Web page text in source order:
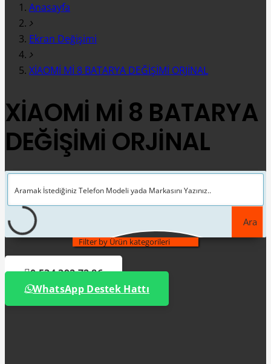
Anasayfa
Ekran Değişimi
XİAOMİ Mİ 8 BATARYA DEĞİŞİMİ ORJİNAL
XİAOMİ Mİ 8 BATARYA
DEĞİŞİMİ ORJİNAL
Ara
Filter by Ürün kategorileri
0 534 392 72 86
WhatsApp Destek Hattı